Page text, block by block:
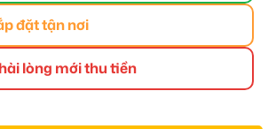
đặt tận nơi
lòng mới thu tiền